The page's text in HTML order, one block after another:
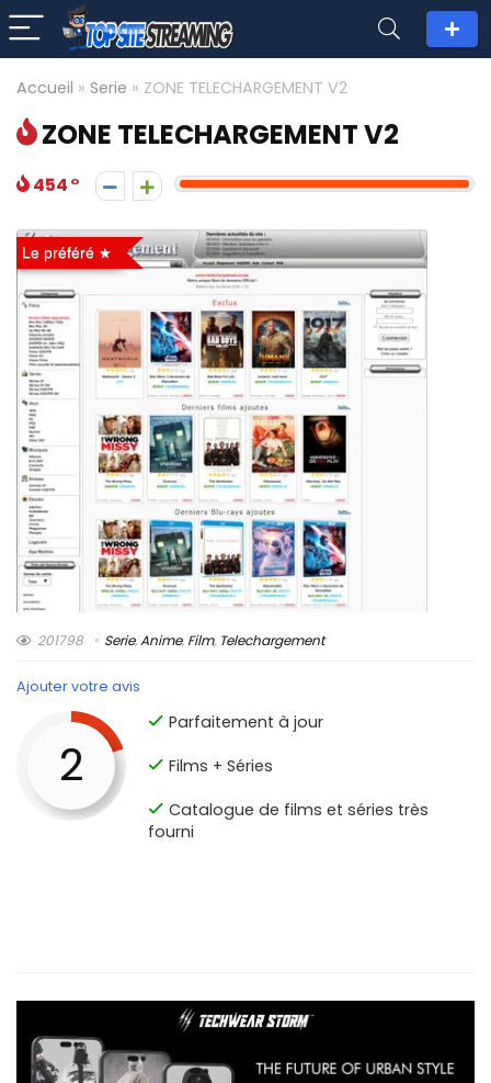
Accueil » Serie » ZONE TELECHARGEMENT V2
ZONE TELECHARGEMENT V2
454
Le préféré
201798 Serie,Anime, Film, Telechargement
Ajouter votre avis
2
Parfaitement à jour
Films + Séries
Catalogue de films et séries très
fourni